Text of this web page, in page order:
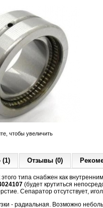
чтобы увеличить
(1) Отзывы (0)
типа снабжен как
(будет крутиться
Сепаратор отсутствует,
- радиальная. Возможно